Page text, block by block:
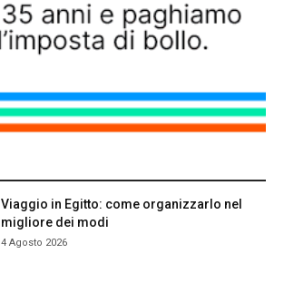
Viaggio in Egitto: come organizzarlo nel
migliore dei modi
4 Agosto 2026